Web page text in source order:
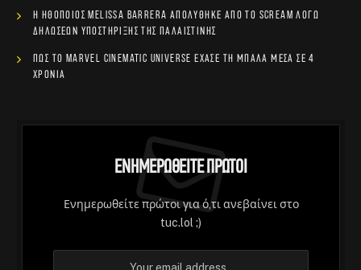
Η ηθοποιός Melissa Barrera απολύθηκε από το Scream λόγω
δηλώσεων υποστήριξης της Παλαιστίνης
Πώς το Marvel Cinematic Universe έχασε τη μπάλα μέσα σε 4
χρόνια
Ενημερωθείτε Πρώτοι
Ενημερωθείτε πρώτοι για ό,τι ανεβαίνει στο
tuc.lol ;)